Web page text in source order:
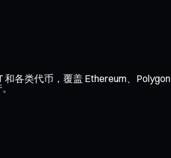
各类代币，覆盖 Ethereum、